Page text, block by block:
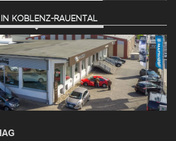
Zustimmen
und
aktivieren
KOBLENZ-RAUENTAL